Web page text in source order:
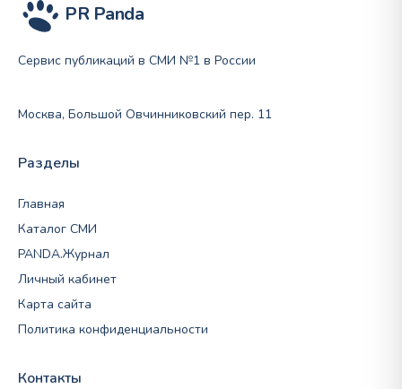
PR Panda
Сервис публикаций в СМИ №1 в России
Москва, Большой Овчинниковский пер. 11
Разделы
Главная
Каталог СМИ
PANDA.Журнал
Личный кабинет
Карта сайта
Политика конфиденциальности
Контакты